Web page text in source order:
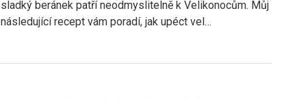
sladký beránek patří neodmyslitelně k Velikonocům. Můj
následující recept vám poradí, jak upéct vel…